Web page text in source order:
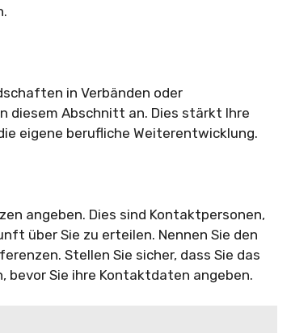
in Verbänden oder
diesem Abschnitt an. Dies stärkt Ihre
eigene berufliche Weiterentwicklung.
angeben. Dies sind Kontaktpersonen,
über Sie zu erteilen. Nennen Sie den
Stellen Sie sicher, dass Sie das
bevor Sie ihre Kontaktdaten angeben.